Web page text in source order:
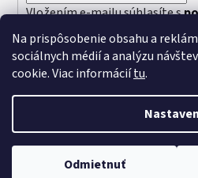
Na prispôsobenie obsahu a
sociálnych médií a analýzu
cookie. Viac informáciítu.
Odmietnuť
Vložením e-mailu súhlasíte s
osobných údajov
PRIHLÁSIŤ SA
Vytvoril
Copyright 2026Dudi Bait .